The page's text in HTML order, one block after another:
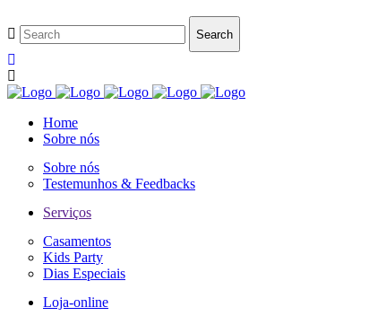
Home
Sobre nós
Sobre nós
Testemunhos & Feedbacks
Serviços
Casamentos
Kids Party
Dias Especiais
Loja-online